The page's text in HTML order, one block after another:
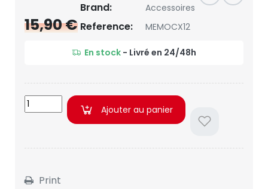
15,90 €
Brand: Accessoires
Reference: MEMOCX12
En stock - Livré en 24/48h
Ajouter au panier
Print